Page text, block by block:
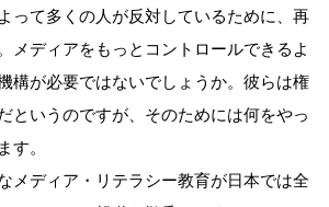
って多くの人が反対しているために、再
メディアをもっとコントロールできるよ
構が必要ではないでしょうか。彼らは権
というのですが、そのためには何をやっ
す。
メディア・リテラシー教育が日本では全